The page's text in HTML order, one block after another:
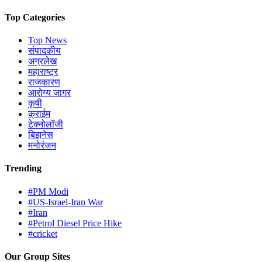
Top Categories
Top News
संपादकीय
अग्रलेख
महाराष्ट्र
राजकारण
आरोग्य जागर
कृषी
क्राईम
टेक्नोलॉजी
बिझनेस
मनोरंजन
Trending
#PM Modi
#US-Israel-Iran War
#Iran
#Petrol Diesel Price Hike
#cricket
Our Group Sites